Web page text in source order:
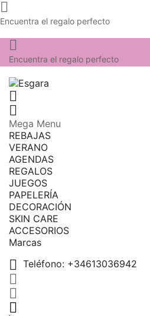

Encuentra el regalo perfecto

Encuentra el regalo perfecto


Mega Menu
REBAJAS
VERANO
AGENDAS
REGALOS
JUEGOS
PAPELERÍA
DECORACIÓN
SKIN CARE
ACCESORIOS
Marcas
 Teléfono: +34613036942


